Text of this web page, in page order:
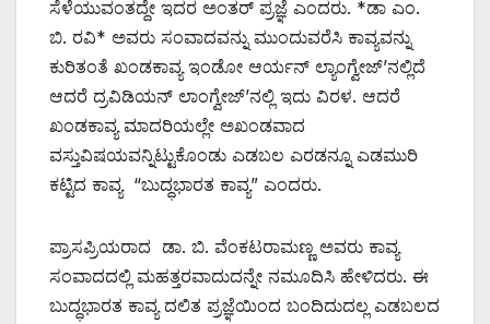
ಸೆಳೆಯುವಂತದ್ದೇ ಇದರ ಅಂತರ್ ಪ್ರಜ್ಞೆ ಎಂದರು. *ಡಾ ಎಂ.
ಬಿ. ರವಿ* ಅವರು ಸಂವಾದವನ್ನು ಮುಂದುವರೆಸಿ ಕಾವ್ಯವನ್ನು
ಕುರಿತಂತೆ ಖಂಡಕಾವ್ಯ ಇಂಡೋ ಆರ್ಯನ್ ಲ್ಯಾಂಗ್ವೇಜ್’ನಲ್ಲಿದೆ
ಆದರೆ ದ್ರವಿಡಿಯನ್ ಲಾಂಗ್ವೇಜ್’ನಲ್ಲಿ ಇದು ವಿರಳ. ಆದರೆ
ಖಂಡಕಾವ್ಯ ಮಾದರಿಯಲ್ಲೇ ಅಖಂಡವಾದ
ವಸ್ತುವಿಷಯವನ್ನಿಟ್ಟುಕೊಂಡು ಎಡಬಲ ಎರಡನ್ನೂ ಎಡಮುರಿ
ಕಟ್ಟಿದ ಕಾವ್ಯ “ಬುದ್ಧಭಾರತ ಕಾವ್ಯ” ಎಂದರು.
ಪ್ರಾಸಪ್ರಿಯರಾದ ಡಾ. ಬಿ. ವೆಂಕಟರಾಮಣ್ಣ ಅವರು ಕಾವ್ಯ
ಸಂವಾದದಲ್ಲಿ ಮಹತ್ತರವಾದುದನ್ನೇ ನಮೂದಿಸಿ ಹೇಳಿದರು. ಈ
ಬುದ್ಧಭಾರತ ಕಾವ್ಯ ದಲಿತ ಪ್ರಜ್ಞೆಯಿಂದ ಬಂದಿದುದಲ್ಲ ಎಡಬಲದ